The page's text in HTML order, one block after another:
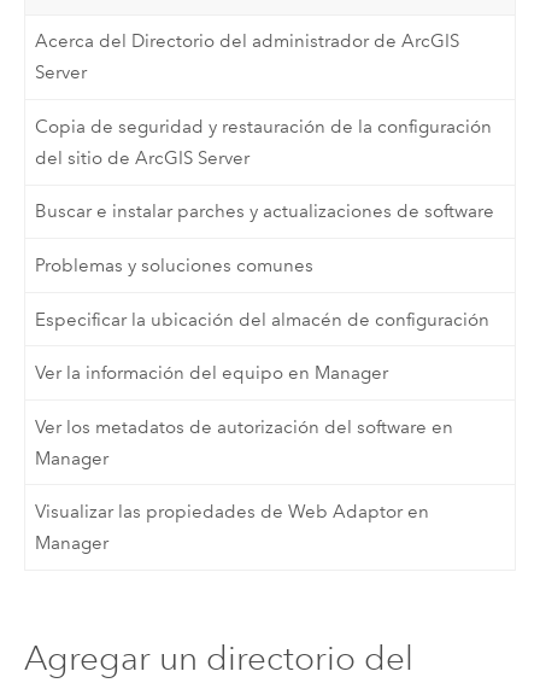
Acerca del Directorio del administrador de ArcGIS
Server
Copia de seguridad y restauración de la configuración
del sitio de ArcGIS Server
Buscar e instalar parches y actualizaciones de software
Problemas y soluciones comunes
Especificar la ubicación del almacén de configuración
Ver la información del equipo en Manager
Ver los metadatos de autorización del software en
Manager
Visualizar las propiedades de Web Adaptor en
Manager
Agregar un directorio del